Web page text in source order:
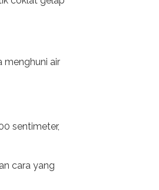
menghuni air
sentimeter,
cara yang